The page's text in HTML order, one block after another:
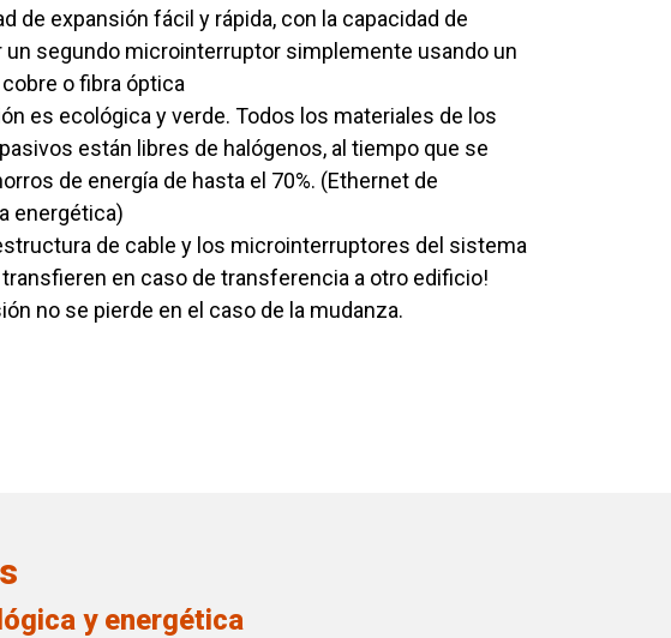
de expansión fácil y rápida, con la capacidad de
un segundo microinterruptor simplemente usando un
o fibra óptica
es ecológica y verde. Todos los materiales de los
están libres de halógenos, al tiempo que se
de energía de hasta el 70%. (Ethernet de
energética)
de cable y los microinterruptores del sistema
transfieren en caso de transferencia a otro edificio!
no se pierde en el caso de la mudanza.
y energética